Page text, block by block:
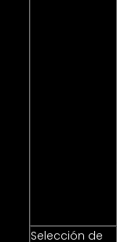
Selección de